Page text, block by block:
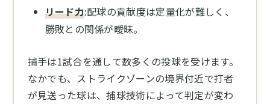
リード力:配球の貢献度は定量化が難しく、
勝敗との関係が曖昧。
捕手は1試合を通して数多くの投球を受けます。
なかでも、ストライクゾーンの境界付近で打者
が見送った球は、捕球技術によって判定が変わ